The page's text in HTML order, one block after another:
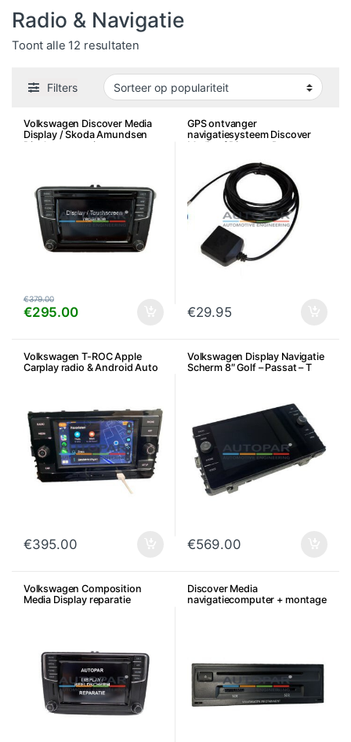
Radio & Navigatie
Toont alle 12 resultatenGesorteerd op populariteit
Filters
Volkswagen Discover Media
Display / Skoda Amundsen
Display reparatie
€295.00
€379.00
GPS ontvanger
navigatiesysteem Discover
Media of Discover Pro
€29.95
Volkswagen T-ROC Apple
Carplay radio & Android Auto
€395.00
Volkswagen Display Navigatie
Scherm 8″ Golf – Passat – T
€569.00
Volkswagen Composition
Media Display reparatie
Discover Media
navigatiecomputer + montage